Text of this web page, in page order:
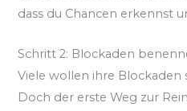
dass du Chancen erkennst
Schritt 2: Blockaden
Viele wollen ihre Blockaden
Doch der erste Weg zur